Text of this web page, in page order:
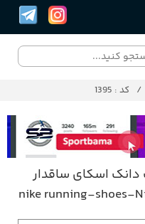
کد : 1395
اسکای ساقدار
nike running-shoes-